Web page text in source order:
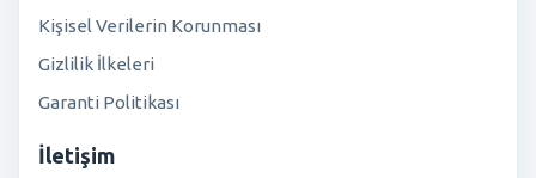
Kişisel Verilerin Korunması
Gizlilik İlkeleri
Garanti Politikası
İletişim